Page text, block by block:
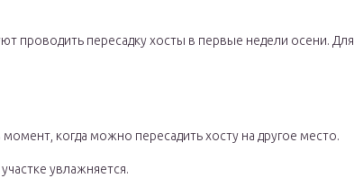
проводить пересадку хосты в первые недели осени. Для
когда можно пересадить хосту на другое место.
увлажняется.